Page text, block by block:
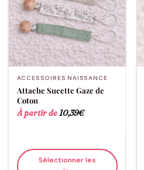
ACCESSOIRES NAISSANCE
Attache Sucette Gaze de
Coton
À partir de10,39€
Sélectionner les